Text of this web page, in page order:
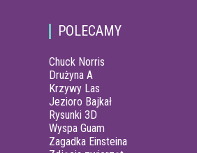
POLECAMY
Chuck Norris
Drużyna A
Krzywy Las
Jezioro Bajkał
Rysunki 3D
Wyspa Guam
Zagadka Einsteina